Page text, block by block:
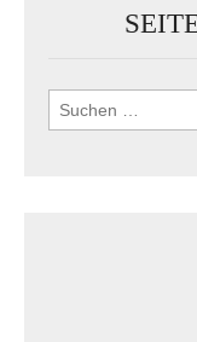
Suchen
nach: